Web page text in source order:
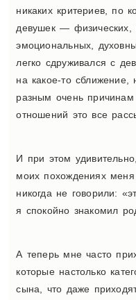
никаких критериев, по
девушек — физических,
эмоциональных,
легко сдруживался с
на какое-то
разным очень причинам
отношений это все
И при этом
моих похождениях
никогда не говорили:
я спокойно знакомил
А теперь мне часто
которые настолько
сына, что даже